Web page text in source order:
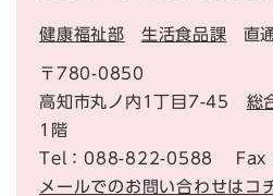
健康福祉部 生活食品課 直
〒780-0850
高知市丸ノ内1丁目7-45 総
1階
Tel：088-822-0588
メールでのお問い合わせはコ